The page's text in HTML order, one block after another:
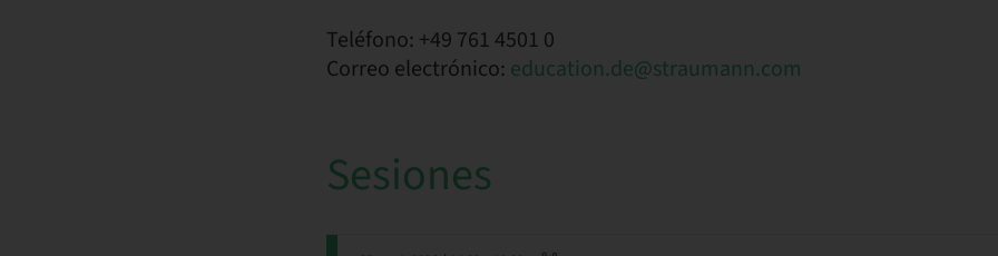
Teléfono: +49 761 4501 0
Correo electrónico: education.de@straumann.com
Sesiones